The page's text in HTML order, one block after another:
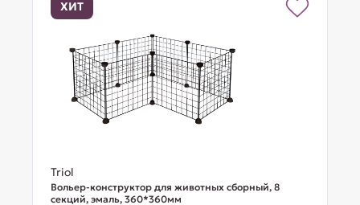
ХИТ
Triol
Вольер-конструктор для животных сборный, 8
секций, эмаль, 360*360мм